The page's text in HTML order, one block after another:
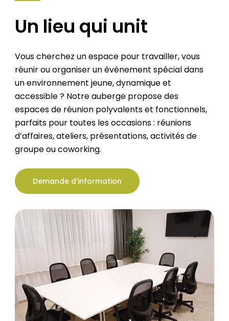
Un lieu qui unit
Vous cherchez un espace pour travailler, vous
réunir ou organiser un événement spécial dans
un environnement jeune, dynamique et
accessible ? Notre auberge propose des
espaces de réunion polyvalents et fonctionnels,
parfaits pour toutes les occasions : réunions
d’affaires, ateliers, présentations, activités de
groupe ou coworking.
Demande d'information